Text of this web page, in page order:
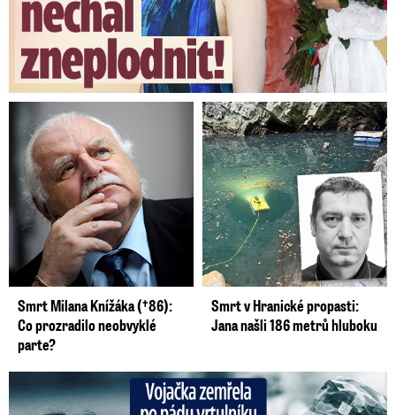
Smrt Milana Knížáka (†86):
Co prozradilo neobvyklé
parte?
Smrt v Hranické propasti:
Jana našli 186 metrů hluboku
Vojačka zemřela po pádu vrtulníku: Dojemné vzpomínky na ...